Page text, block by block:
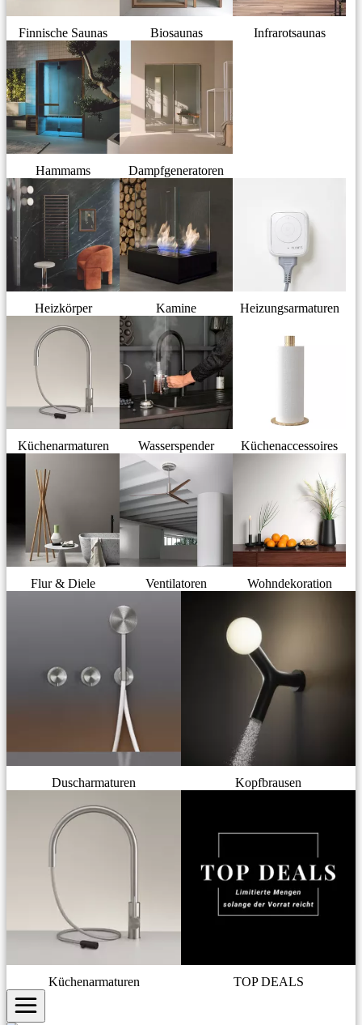
Finnische Saunas Biosaunas Infrarotsaunas
Hammams Dampfgeneratoren
Heizkörper Kamine Heizungsarmaturen
Küchenarmaturen Wasserspender Küchenaccessoires
Flur & Diele Ventilatoren Wohndekoration
Duscharmaturen Kopfbrausen
Küchenarmaturen TOP DEALS